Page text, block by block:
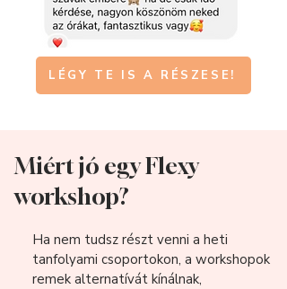
LÉGY TE IS A RÉSZESE!
Miért jó egy Flexy
workshop?
Ha nem tudsz részt venni a heti
tanfolyami csoportokon, a workshopok
remek alternatívát kínálnak,